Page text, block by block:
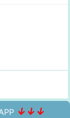
↓↓↓